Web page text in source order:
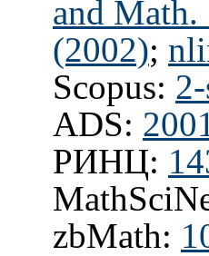
and
(2002);
Scopus:
ADS:
РИНЦ:
zbMath: